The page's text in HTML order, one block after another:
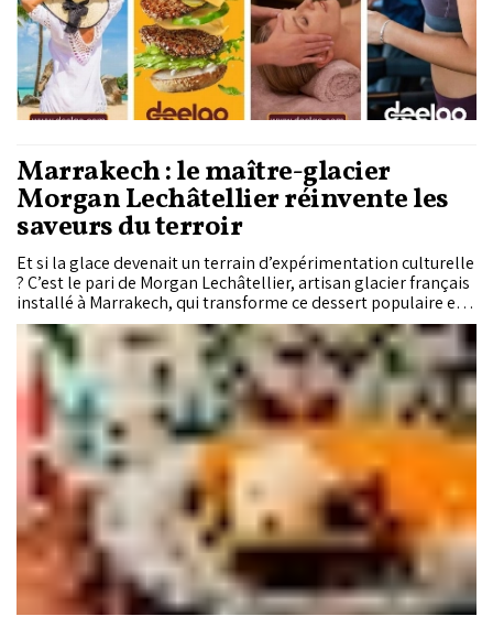
Marrakech : le maître-glacier
Morgan Lechâtellier réinvente les
saveurs du terroir
Et si la glace devenait un terrain d’expérimentation culturelle
? C’est le pari de Morgan Lechâtellier, artisan glacier français
installé à Marrakech, qui transforme ce dessert populaire en
une forme d’expression à part entière. Ses créations
singulières racontent le Maroc autrement, entre mémoire
gustative et audace sensorielle.